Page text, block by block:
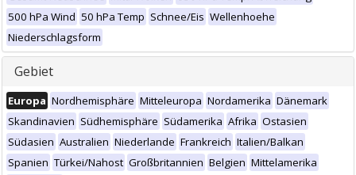
500 hPa Wind 50 hPa Temp Schnee/Eis Wellenhoehe
Niederschlagsform
Gebiet
Europa Nordhemisphäre Mitteleuropa Nordamerika Dänemark
Skandinavien Südhemisphäre Südamerika Afrika Ostasien
Südasien Australien Niederlande Frankreich Italien/Balkan
Spanien Türkei/Nahost Großbritannien Belgien Mittelamerika